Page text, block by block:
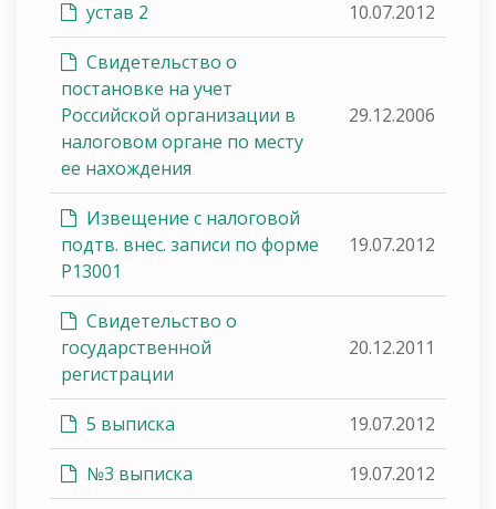
устав 2 10.07.2012
Свидетельство о
постановке на учет
Российской организации в
налоговом органе по месту
ее нахождения
29.12.2006
Извещение с налоговой
подтв. внес. записи по форме
Р13001
19.07.2012
Свидетельство о
государственной
регистрации
20.12.2011
5 выписка 19.07.2012
№3 выписка 19.07.2012